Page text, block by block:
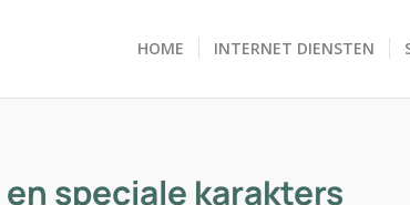
HOME INTERNET DIENSTEN
speciale karakters